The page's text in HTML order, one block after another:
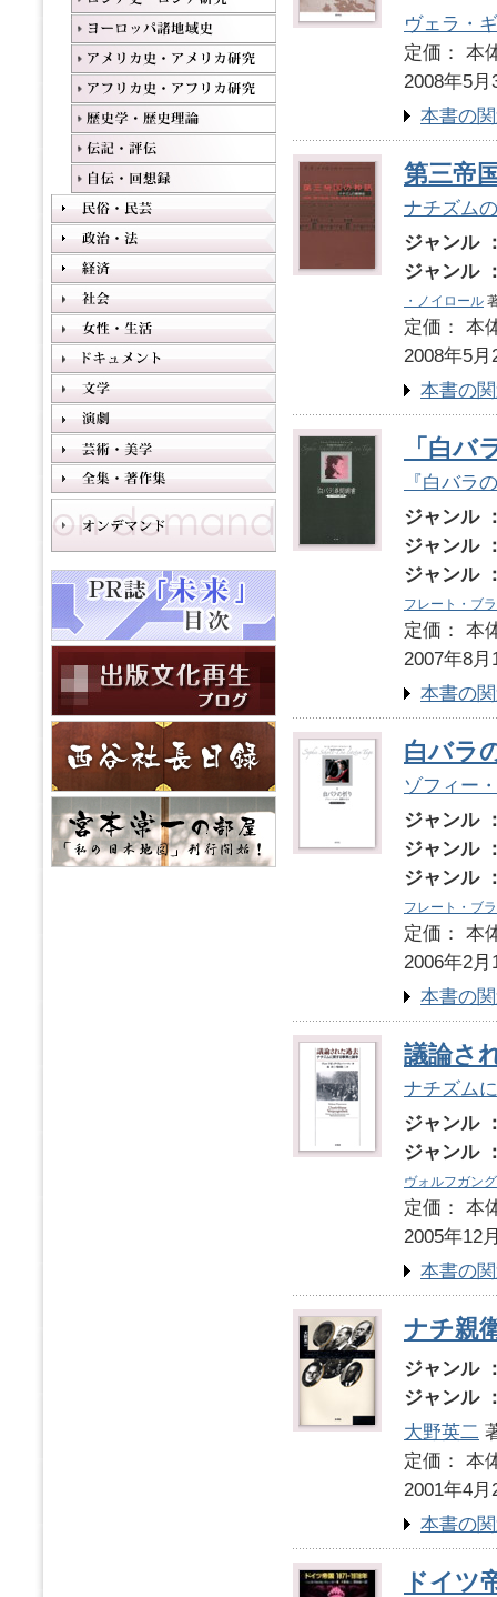
ヴェラ・
定価：
2008年5月
本書の
第三帝
ナチズム
ジャンル
ジャンル
・ノイロール
定価：
2008年5月
本書の
「白バ
『白バラ
ジャンル
ジャンル
ジャンル
フレート・ブ
定価：
2007年8月
本書の
白バラ
ゾフィー
ジャンル
ジャンル
ジャンル
フレート・ブ
定価：
2006年2月
本書の
議論さ
ナチズム
ジャンル
ジャンル
ヴォルフガン
定価：
2005年12
本書の
ナチ親
ジャンル
ジャンル
大野英二
定価：
2001年4月
本書の
ドイツ